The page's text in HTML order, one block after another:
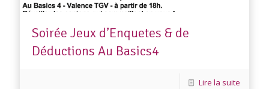
Soirée Jeux d’Enquetes & de
Déductions Au Basics4
Lire la suite